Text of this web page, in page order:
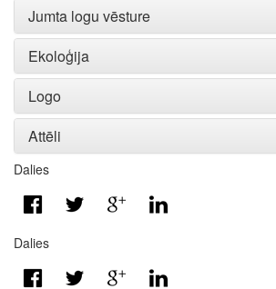
Jumta logu vēsture
Ekoloģija
Logo
Attēli
Dalies
Dalies